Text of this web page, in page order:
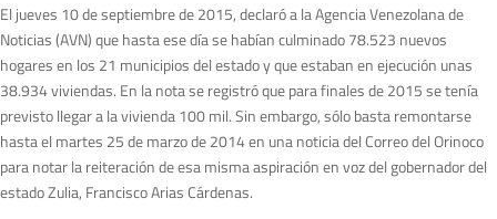
El jueves 10 de septiembre de 2015, declaró a la Agencia Venezolana de
Noticias (AVN) que hasta ese día se habían culminado 78.523 nuevos
hogares en los 21 municipios del estado y que estaban en ejecución unas
38.934 viviendas. En la nota se registró que para finales de 2015 se tenía
previsto llegar a la vivienda 100 mil. Sin embargo, sólo basta remontarse
hasta el martes 25 de marzo de 2014 en una noticia del Correo del Orinoco
para notar la reiteración de esa misma aspiración en voz del gobernador del
estado Zulia, Francisco Arias Cárdenas.